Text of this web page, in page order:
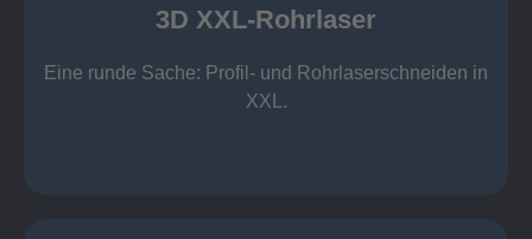
3D XXL-Rohrlaser
Eine runde Sache: Profil- und Rohrlaserschneiden in
XXL.
3D XXL-Rohrlaser
Rechteckprofile bis 300 x 300 mm
Wandstärken: